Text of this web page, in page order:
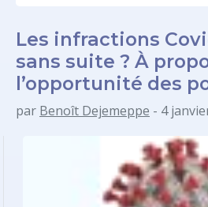
Les infractions
sans suite ? À
l’opportunité des
par Benoît Dejemeppe - 4